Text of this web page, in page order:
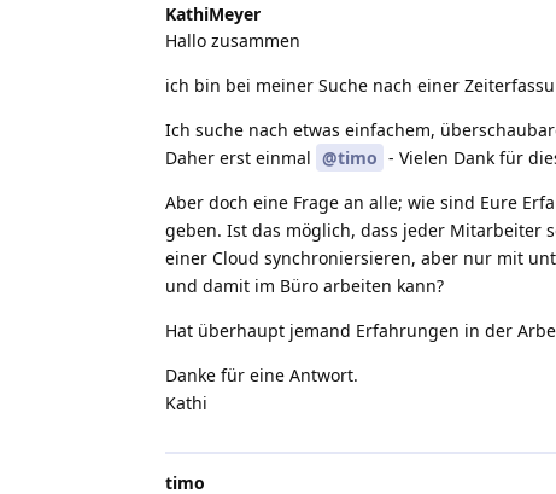
KathiMeyer
Hallo zusammen
ich bin bei meiner Suche nach einer
Ich suche nach etwas einfachem,
Daher erst einmal @timo - Vielen Dank für
Aber doch eine Frage an alle; wie sind Eure
geben. Ist das möglich, dass jeder Mitarbeiter
einer Cloud synchroniersieren, aber nur mit
und damit im Büro arbeiten kann?
Hat überhaupt jemand Erfahrungen in der
Danke für eine Antwort.
Kathi
timo